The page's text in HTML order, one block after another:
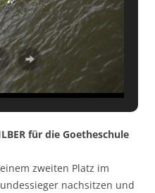
für die Goetheschule
zweiten Platz im
nachsitzen und